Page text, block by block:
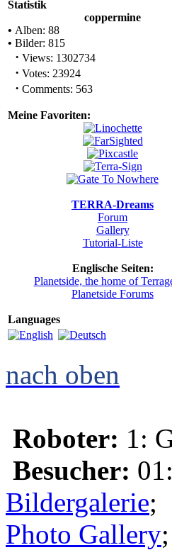
Statistik
coppermine
• Alben: 88
• Bilder: 815
· Views: 1302734
· Votes: 23924
· Comments: 563
Meine Favoriten:
TERRA-Dreams
Forum
Gallery
Tutorial-Liste
Englische Seiten:
Planetside, the home of
Planetside Forums
Languages
nach oben
Roboter: 1:
Besucher: 01:
Bildergalerie;
Photo Gallery